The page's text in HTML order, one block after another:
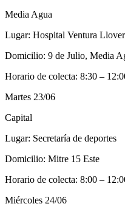
Media Agua
Lugar: Hospital Ventura
Domicilio: 9 de Julio, Media
Horario de colecta: 8:30 –
Martes 23/06
Capital
Lugar: Secretaría de deportes
Domicilio: Mitre 15 Este
Horario de colecta: 8:00 –
Miércoles 24/06